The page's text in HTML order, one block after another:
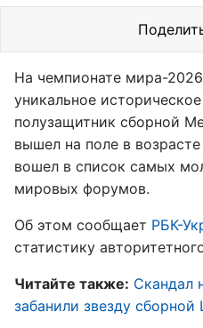
На чемпионате мира-
уникальное
полузащитник сборной
вышел на поле в
вошел в список самых
мировых форумов.
Об этом сообщает РБК-
статистику
Читайте также: Скандал
забанили звезду